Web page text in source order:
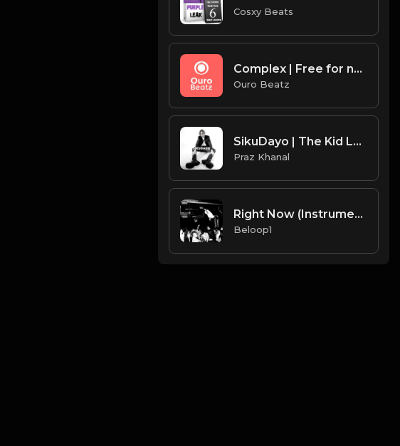
Cosxy Beats
Complex | Free for non profit use only
Ouro Beatz
SikuDayo | The Kid Laroi Type Beat [Copyright Free Music]
Praz Khanal
Right Now (Instrumental) [produced by Pi'erre Bourne]
Beloop1